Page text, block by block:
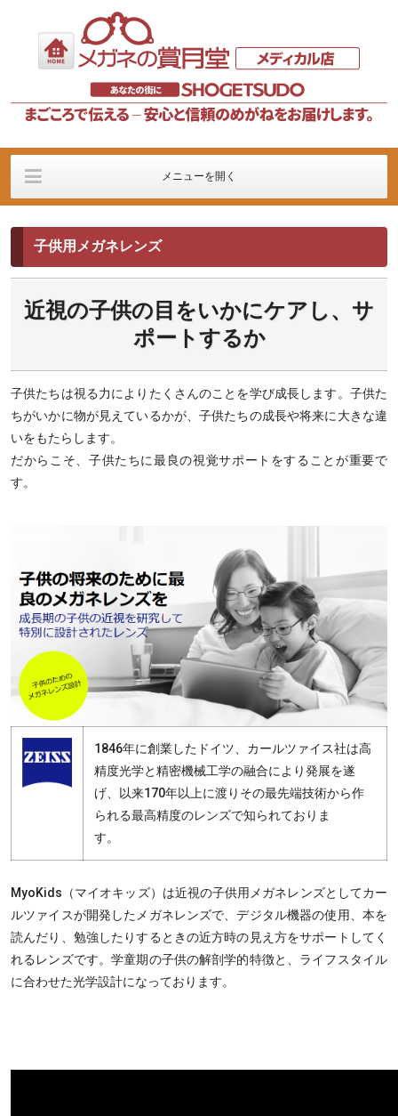
メニューを開く
子供用メガネレンズ
近視の子供の目をいかにケアし、サ
ポートするか
子供たちは視る力によりたくさんのことを学び成長します。子供た
ちがいかに物が見えているかが、子供たちの成長や将来に大きな違
いをもたらします。
だからこそ、子供たちに最良の視覚サポートをすることが重要で
す。
1846年に創業したドイツ、カールツァイス社は高
精度光学と精密機械工学の融合により発展を遂
げ、以来170年以上に渡りその最先端技術から作
られる最高精度のレンズで知られておりま
す。
MyoKids（マイオキッズ）は近視の子供用メガネレンズとしてカー
ルツァイスが開発したメガネレンズで、デジタル機器の使用、本を
読んだり、勉強したりするときの近方時の見え方をサポートしてく
れるレンズです。学童期の子供の解剖学的特徴と、ライフスタイル
に合わせた光学設計になっております。